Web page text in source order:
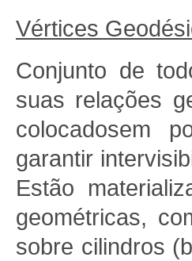
Vértices
Conjunto de
suas relações
colocadosem
garantir
Estão
geométricas,
sobre cilindros